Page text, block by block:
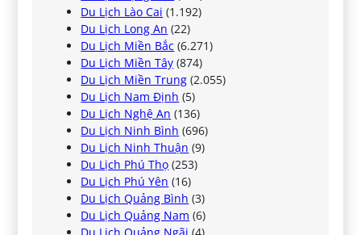
Du Lịch Lào Cai (1.192)
Du Lịch Long An (22)
Du Lịch Miền Bắc (6.271)
Du Lịch Miền Tây (874)
Du Lịch Miền Trung (2.055)
Du Lịch Nam Định (5)
Du Lịch Nghệ An (136)
Du Lịch Ninh Bình (696)
Du Lịch Ninh Thuận (9)
Du Lịch Phú Thọ (253)
Du Lịch Phú Yên (16)
Du Lịch Quảng Bình (3)
Du Lịch Quảng Nam (6)
Du Lịch Quảng Ngãi (4)